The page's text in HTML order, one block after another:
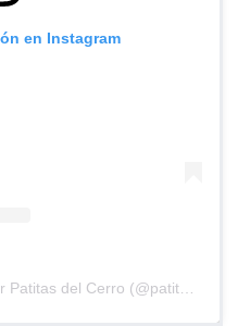
en Instagram
Una publicación compartida por Patitas del Cerro (@patitasdelcerro)